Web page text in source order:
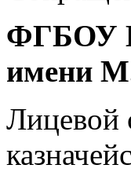
ФГБОУ
имени
Лицевой